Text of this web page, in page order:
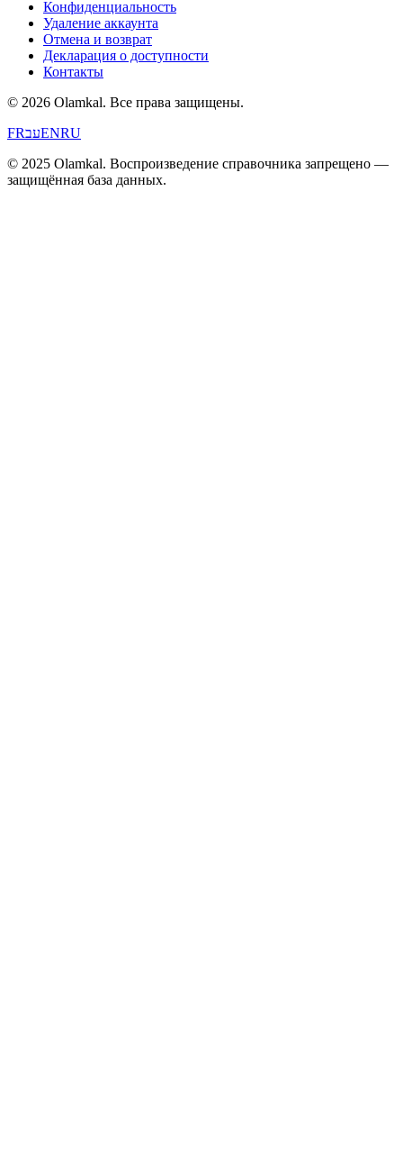
Конфиденциальность
Удаление аккаунта
Отмена и возврат
Декларация о доступности
Контакты
© 2026 Olamkal. Все права защищены.
FRעבENRU
© 2025 Olamkal. Воспроизведение справочника запрещено —
защищённая база данных.